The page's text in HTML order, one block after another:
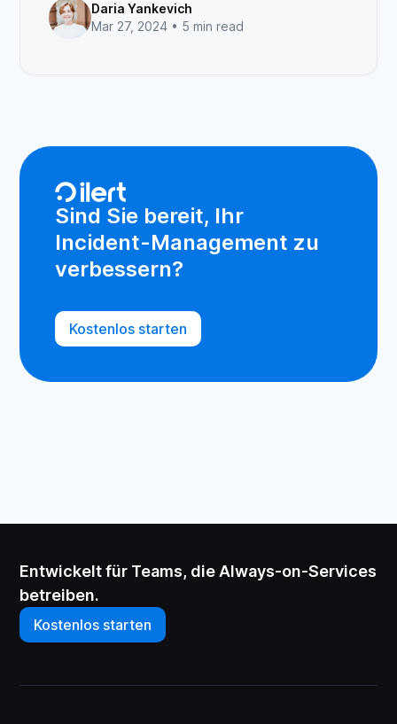
Daria Yankevich
Mar 27, 2024 • 5 min read
Sind Sie bereit, Ihr
Incident-Management zu
verbessern?
Kostenlos starten
Entwickelt für Teams, die Always-on-Services
betreiben.
Kostenlos starten